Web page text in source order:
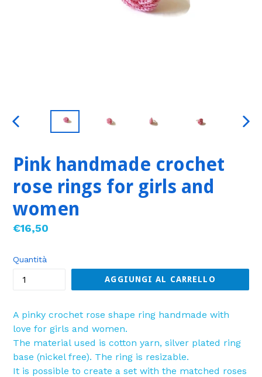
Pink handmade crochet
rose rings for girls and
women
Prezzo
listino
€16,50
Quantità
AGGIUNGI AL CARRELLO
A pinky crochet rose shape ring handmade with
love for girls and women.
The material used is cotton yarn, silver plated ring
base (nickel free). The ring is resizable.
It is possible to create a set with the matched roses